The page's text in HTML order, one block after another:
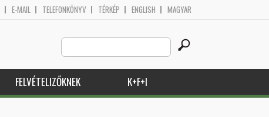
E-MAIL TELEFONKÖNYV TÉRKÉP ENGLISH MAGYAR
Search
this
site
FELVÉTELIZŐKNEK K+F+I